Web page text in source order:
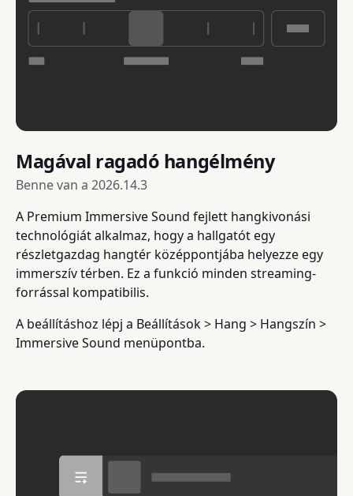
Magával ragadó hangélmény
Benne van a 2026.14.3
A Premium Immersive Sound fejlett hangkivonási
technológiát alkalmaz, hogy a hallgatót egy
részletgazdag hangtér középpontjába helyezze egy
immerszív térben. Ez a funkció minden streaming-
forrással kompatibilis.
A beállításhoz lépj a Beállítások > Hang > Hangszín >
Immersive Sound menüpontba.